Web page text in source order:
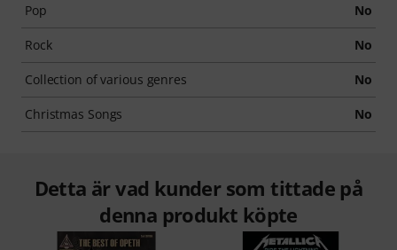
Pop No
Rock No
Collection of various genres No
Christmas Songs No
Detta är vad kunder som tittade på
denna produkt köpte